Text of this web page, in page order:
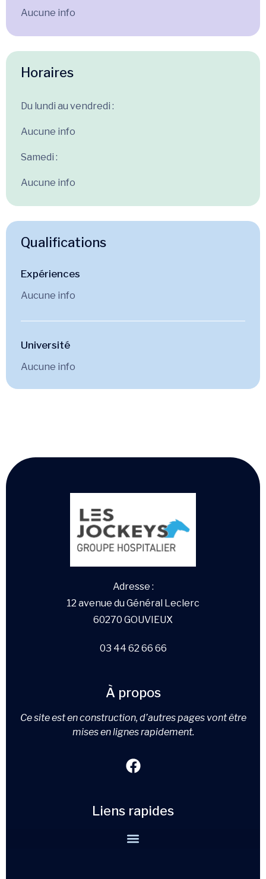
Aucune info
Horaires
Du lundi au vendredi :
Aucune info
Samedi :
Aucune info
Qualifications
Expériences
Aucune info
Université
Aucune info
Adresse :
12 avenue du Général Leclerc
60270 GOUVIEUX
03 44 62 66 66
À propos
Ce site est en construction, d’autres pages vont être
mises en lignes rapidement.
Liens rapides